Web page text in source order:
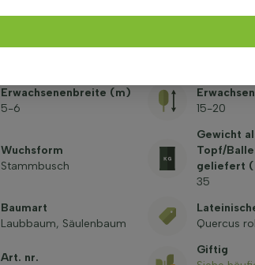
kalkhaltig
Verträgt
Erwachsenenbreite (m)
5-6
15-20
Wuchsform
Stammbusch
Gewicht
Topf/
geliefert
35
Baumart
Laubbaum, Säulenbaum
Quercus
Art. nr.
Giftig